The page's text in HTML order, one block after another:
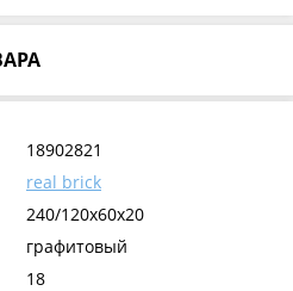
18902821
real brick
240/120х60х20
графитовый
18